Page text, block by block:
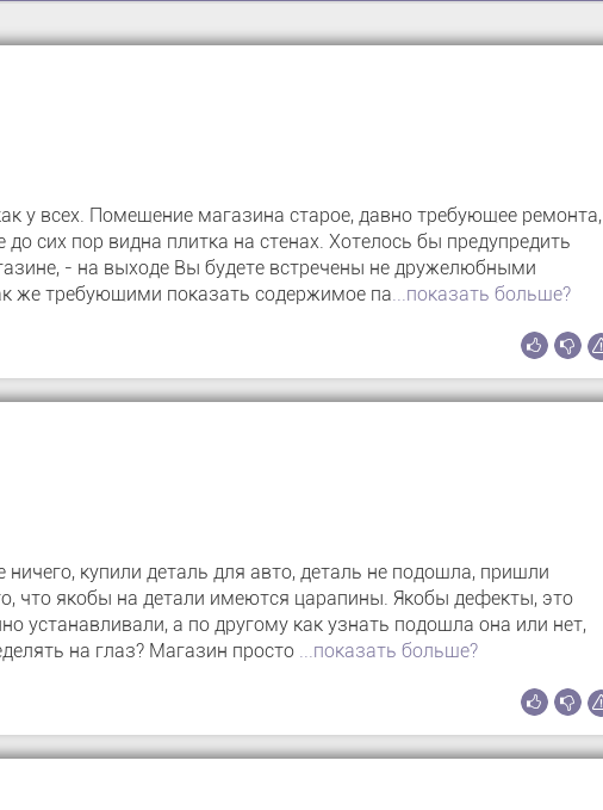
у всех. Помещение магазина старое, давно требующее ремонта,
сих пор видна плитка на стенах. Хотелось бы предупредить
- на выходе Вы будете встречены не дружелюбными
же требующими показать содержимое па ...показать больше?
купили деталь для авто, деталь не подошла, пришли
что якобы на детали имеются царапины. Якобы дефекты, это
устанавливали, а по другому как узнать подошла она или нет,
на глаз? Магазин просто
...показать больше?